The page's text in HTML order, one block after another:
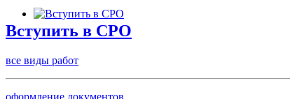
Вступить в СРО
все виды работ
оформление документов